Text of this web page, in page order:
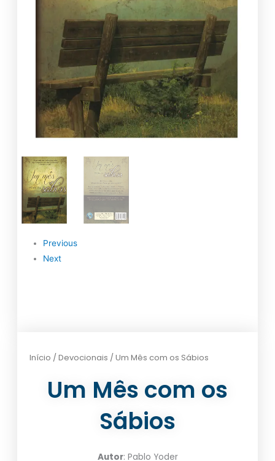
Previous
Next
Início /Devocionais / Um Mês com os Sábios
Um Mês com os
Sábios
Autor: Pablo Yoder